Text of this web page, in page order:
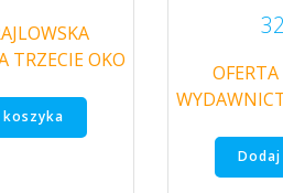
TRZECIE OKO